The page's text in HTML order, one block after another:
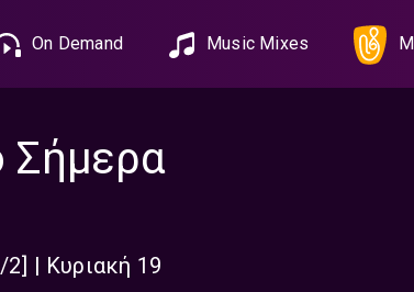
On Demand Music Mixes
Σήμερα
| Κυριακή 19